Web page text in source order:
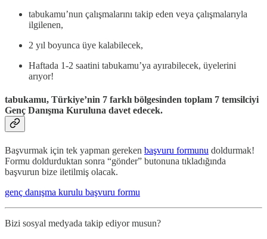
tabukamu’nun çalışmalarını takip eden veya çalışmalarıyla
ilgilenen,
2 yıl boyunca üye kalabilecek,
Haftada 1-2 saatini tabukamu’ya ayırabilecek, üyelerini
arıyor!
tabukamu, Türkiye’nin 7 farklı bölgesinden toplam 7 temsilciyi
Genç Danışma Kuruluna davet edecek.
Başvurmak için tek yapman gereken başvuru formunu doldurmak!
Formu doldurduktan sonra “gönder” butonuna tıkladığında
başvurun bize iletilmiş olacak.
genç danışma kurulu başvuru formu
Bizi sosyal medyada takip ediyor musun?